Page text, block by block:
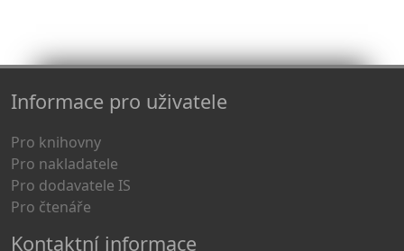
Informace pro uživatele
Pro knihovny
Pro nakladatele
Pro dodavatele IS
Pro čtenáře
Kontaktní informace